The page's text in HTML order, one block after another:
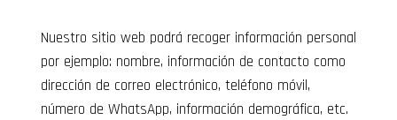
Nuestro sitio web podrá recoger información personal
por ejemplo: nombre, información de contacto como
dirección de correo electrónico, teléfono móvil,
número de WhatsApp, información demográfica, etc.